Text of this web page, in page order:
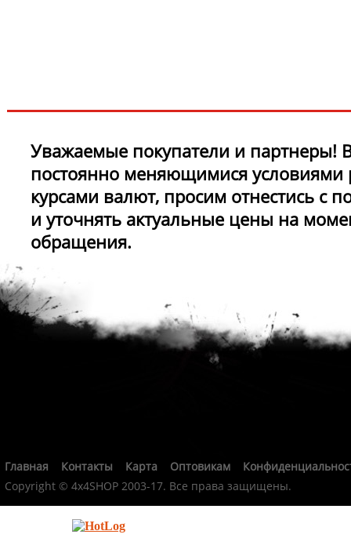
Уважаемые покупатели и партнеры!
постоянно меняющимися условиями
курсами валют, просим отнестись с
и уточнять актуальные цены на
обращения.
Главная Контакты Карта Оптовикам
Copyright © 4x4SHOP 2003-17. Все права защищены.